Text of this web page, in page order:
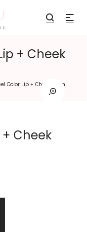
+ Cheek
Color Lip + Cheek Balm
+ Cheek